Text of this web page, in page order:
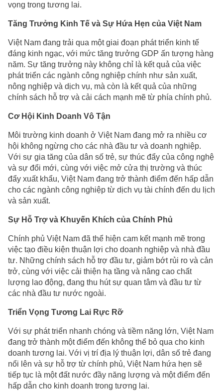
vọng trong tương lai.
Tăng Trưởng Kinh Tế và Sự Hứa Hẹn của Việt Nam
Việt Nam đang trải qua một giai đoạn phát triển kinh tế
đáng kinh ngạc, với mức tăng trưởng GDP ấn tượng hàng
năm. Sự tăng trưởng này không chỉ là kết quả của việc
phát triển các ngành công nghiệp chính như sản xuất,
nông nghiệp và dịch vụ, mà còn là kết quả của những
chính sách hỗ trợ và cải cách mạnh mẽ từ phía chính phủ.
Cơ Hội Kinh Doanh Vô Tận
Môi trường kinh doanh ở Việt Nam đang mở ra nhiều cơ
hội không ngừng cho các nhà đầu tư và doanh nghiệp.
Với sự gia tăng của dân số trẻ, sự thúc đẩy của công nghệ
và sự đổi mới, cùng với việc mở cửa thị trường và thúc
đẩy xuất khẩu, Việt Nam đang trở thành điểm đến hấp dẫn
cho các ngành công nghiệp từ dịch vụ tài chính đến du lịch
và sản xuất.
Sự Hỗ Trợ và Khuyến Khích của Chính Phủ
Chính phủ Việt Nam đã thể hiện cam kết mạnh mẽ trong
việc tạo điều kiện thuận lợi cho doanh nghiệp và nhà đầu
tư. Những chính sách hỗ trợ đầu tư, giảm bớt rủi ro và cản
trở, cùng với việc cải thiện hạ tầng và nâng cao chất
lượng lao động, đang thu hút sự quan tâm và đầu tư từ
các nhà đầu tư nước ngoài.
Triển Vọng Tương Lai Rực Rỡ
Với sự phát triển nhanh chóng và tiềm năng lớn, Việt Nam
đang trở thành một điểm đến không thể bỏ qua cho kinh
doanh tương lai. Với vị trí địa lý thuận lợi, dân số trẻ đang
nổi lên và sự hỗ trợ từ chính phủ, Việt Nam hứa hẹn sẽ
tiếp tục là một đất nước đầy năng lượng và một điểm đến
hấp dẫn cho kinh doanh trong tương lai.